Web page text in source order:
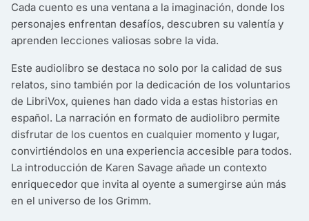
Cada cuento es una ventana a la imaginación, donde los
personajes enfrentan desafíos, descubren su valentía y
aprenden lecciones valiosas sobre la vida.
Este audiolibro se destaca no solo por la calidad de sus
relatos, sino también por la dedicación de los voluntarios
de LibriVox, quienes han dado vida a estas historias en
español. La narración en formato de audiolibro permite
disfrutar de los cuentos en cualquier momento y lugar,
convirtiéndolos en una experiencia accesible para todos.
La introducción de Karen Savage añade un contexto
enriquecedor que invita al oyente a sumergirse aún más
en el universo de los Grimm.